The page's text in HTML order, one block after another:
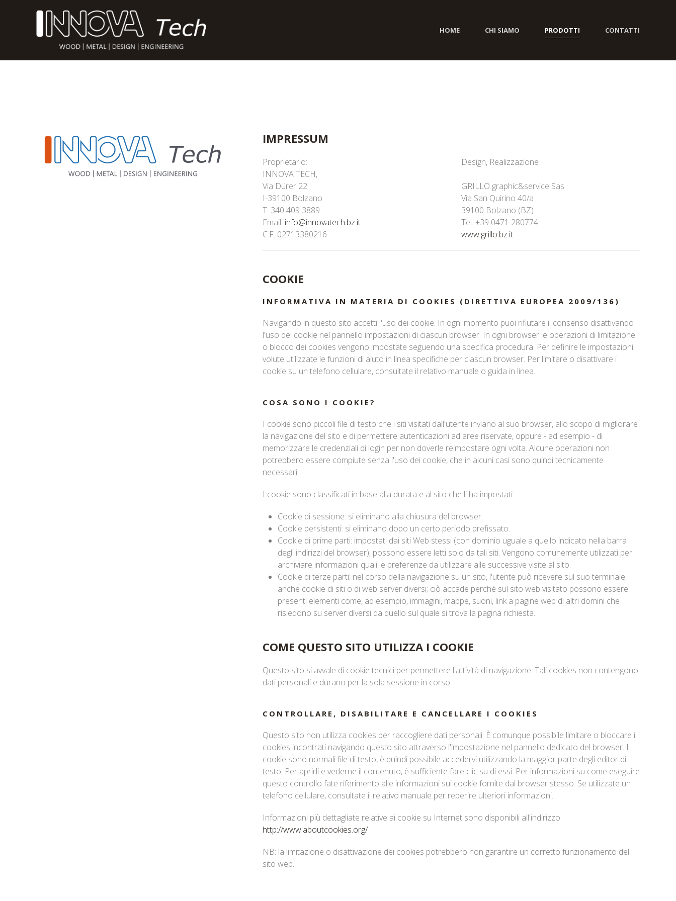
HOME CHI SIAMO PRODOTTI CONTATTI
IMPRESSUM
Proprietario:
INNOVA TECH,
Via Dürer 22
I-39100 Bolzano
T. 340 409 3889
Email: info@innovatech.bz.it
C.F. 02713380216
Design, Realizzazione
GRILLO graphic&service Sas
Via San Quirino 40/a
39100 Bolzano (BZ)
Tel. +39 0471 280774
www.grillo.bz.it
COOKIE
INFORMATIVA IN MATERIA DI COOKIES (DIRETTIVA EUROPEA 2009/136)
Navigando in questo sito accetti l'uso dei cookie. In ogni momento puoi rifiutare il consenso disattivando
l'uso dei cookie nel pannello impostazioni di ciascun browser. In ogni browser le operazioni di limitazione
o blocco dei cookies vengono impostate seguendo una specifica procedura. Per definire le impostazioni
volute utilizzate le funzioni di aiuto in linea specifiche per ciascun browser. Per limitare o disattivare i
cookie su un telefono cellulare, consultate il relativo manuale o guida in linea.
COSA SONO I COOKIE?
I cookie sono piccoli file di testo che i siti visitati dall'utente inviano al suo browser, allo scopo di migliorare
la navigazione del sito e di permettere autenticazioni ad aree riservate, oppure - ad esempio - di
memorizzare le credenziali di login per non doverle reimpostare ogni volta. Alcune operazioni non
potrebbero essere compiute senza l'uso dei cookie, che in alcuni casi sono quindi tecnicamente
necessari.
I cookie sono classificati in base alla durata e al sito che li ha impostati:
Cookie di sessione: si eliminano alla chiusura del browser.
Cookie persistenti: si eliminano dopo un certo periodo prefissato.
Cookie di prime parti: impostati dai siti Web stessi (con dominio uguale a quello indicato nella barra
degli indirizzi del browser), possono essere letti solo da tali siti. Vengono comunemente utilizzati per
archiviare informazioni quali le preferenze da utilizzare alle successive visite al sito.
Cookie di terze parti: nel corso della navigazione su un sito, l'utente può ricevere sul suo terminale
anche cookie di siti o di web server diversi; ciò accade perché sul sito web visitato possono essere
presenti elementi come, ad esempio, immagini, mappe, suoni, link a pagine web di altri domini che
risiedono su server diversi da quello sul quale si trova la pagina richiesta.
COME QUESTO SITO UTILIZZA I COOKIE
Questo sito si avvale di cookie tecnici per permettere l'attività di navigazione. Tali cookies non contengono
dati personali e durano per la sola sessione in corso.
CONTROLLARE, DISABILITARE E CANCELLARE I COOKIES
Questo sito non utilizza cookies per raccogliere dati personali. È comunque possibile limitare o bloccare i
cookies incontrati navigando questo sito attraverso l'impostazione nel pannello dedicato del browser. I
cookie sono normali file di testo, è quindi possibile accedervi utilizzando la maggior parte degli editor di
testo. Per aprirli e vederne il contenuto, è sufficiente fare clic su di essi. Per informazioni su come eseguire
questo controllo fate riferimento alle informazioni sui cookie fornite dal browser stesso. Se utilizzate un
telefono cellulare, consultate il relativo manuale per reperire ulteriori informazioni.
Informazioni più dettagliate relative ai cookie su Internet sono disponibili all'indirizzo
http://www.aboutcookies.org/
NB: la limitazione o disattivazione dei cookies potrebbero non garantire un corretto funzionamento del
sito web.